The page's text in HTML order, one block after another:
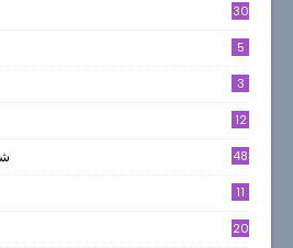
30
5
3
12
48
11
20